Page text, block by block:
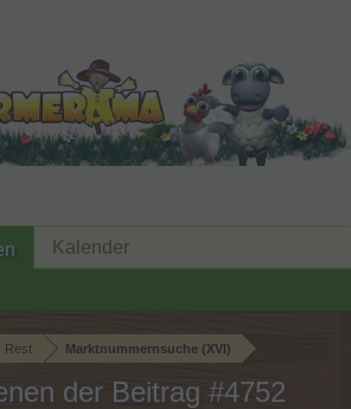
Rest Marktnummernsuche (XVI)
der Beitrag #4752
Kalender